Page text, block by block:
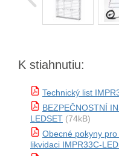
K stiahnutiu:
Technický list
BEZPEČNOSTNÍ
LEDSET (74kB)
Obecné pokyny
likvidaci IMPR33C-